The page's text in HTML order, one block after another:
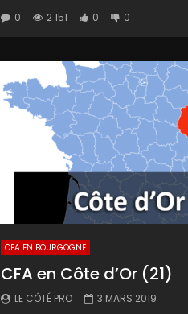
0 2 151 0 0
CFA EN BOURGOGNE
CFA en Côte d’Or (21)
LE CÔTÉ PRO 3 MARS 2019